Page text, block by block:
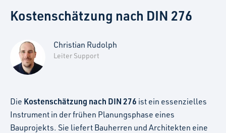
Kostenschätzung nach DIN 276
Christian Rudolph
Leiter Support
Die Kostenschätzung nach DIN 276 ist ein essenzielles
Instrument in der frühen Planungsphase eines
Bauprojekts. Sie liefert Bauherren und Architekten eine